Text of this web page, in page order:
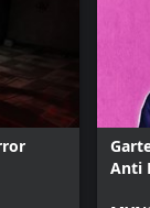
Anti